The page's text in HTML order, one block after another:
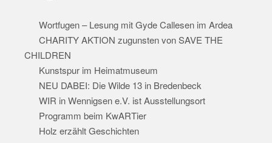
Wortfugen – Lesung mit Gyde Callesen im Ardea
CHARITY AKTION zugunsten von SAVE THE
CHILDREN
Kunstspur im Heimatmuseum
NEU DABEI: Die Wilde 13 in Bredenbeck
WIR in Wennigsen e.V. ist Ausstellungsort
Programm beim KwARTier
Holz erzählt Geschichten